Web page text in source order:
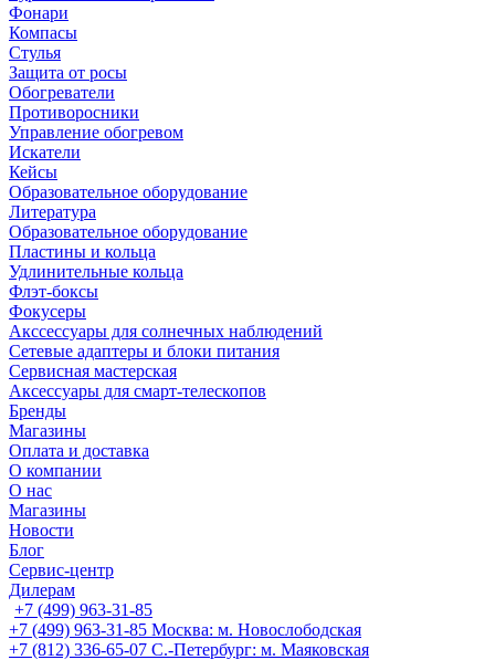
Фонари
Компасы
Стулья
Защита от росы
Обогреватели
Противоросники
Управление обогревом
Искатели
Кейсы
Образовательное оборудование
Литература
Образовательное оборудование
Пластины и кольца
Удлинительные кольца
Флэт-боксы
Фокусеры
Акссессуары для солнечных наблюдений
Сетевые адаптеры и блоки питания
Сервисная мастерская
Аксессуары для смарт-телескопов
Бренды
Магазины
Оплата и доставка
О компании
О нас
Магазины
Новости
Блог
Сервис-центр
Дилерам
+7 (499) 963-31-85
+7 (499) 963-31-85 Москва: м. Новослободская
+7 (812) 336-65-07 С.-Петербург: м. Маяковская